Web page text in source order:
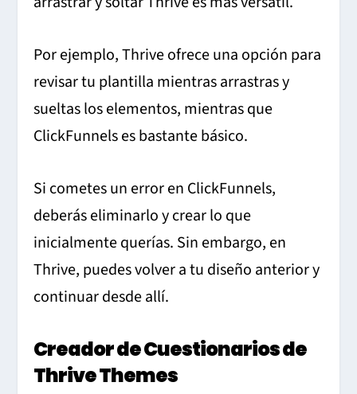
Por ejemplo, Thrive ofrece una opción para
revisar tu plantilla mientras arrastras y
sueltas los elementos, mientras que
ClickFunnels es bastante básico.
Si cometes un error en ClickFunnels,
deberás eliminarlo y crear lo que
inicialmente querías. Sin embargo, en
Thrive, puedes volver a tu diseño anterior y
continuar desde allí.
Creador de Cuestionarios de
Thrive Themes